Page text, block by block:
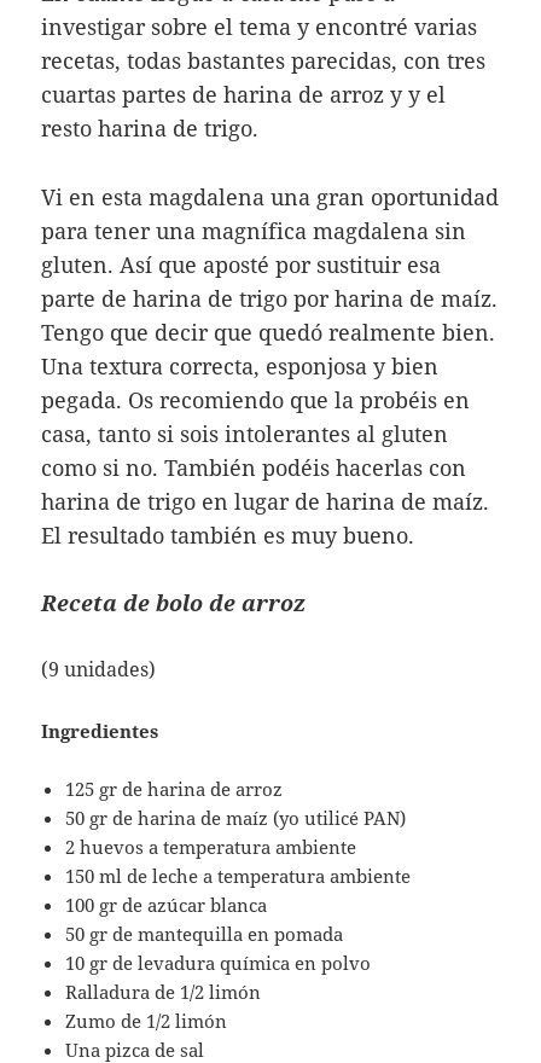
investigar sobre el tema y encontré varias
recetas, todas bastantes parecidas, con tres
cuartas partes de harina de arroz y y el
resto harina de trigo.
Vi en esta magdalena una gran oportunidad
para tener una magnífica magdalena sin
gluten. Así que aposté por sustituir esa
parte de harina de trigo por harina de maíz.
Tengo que decir que quedó realmente bien.
Una textura correcta, esponjosa y bien
pegada. Os recomiendo que la probéis en
casa, tanto si sois intolerantes al gluten
como si no. También podéis hacerlas con
harina de trigo en lugar de harina de maíz.
El resultado también es muy bueno.
Receta de bolo de arroz
(9 unidades)
Ingredientes
125 gr de harina de arroz
50 gr de harina de maíz (yo utilicé PAN)
2 huevos a temperatura ambiente
150 ml de leche a temperatura ambiente
100 gr de azúcar blanca
50 gr de mantequilla en pomada
10 gr de levadura química en polvo
Ralladura de 1/2 limón
Zumo de 1/2 limón
Una pizca de sal